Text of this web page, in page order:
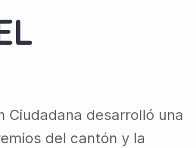
Ciudadana desarrolló una
del cantón y la